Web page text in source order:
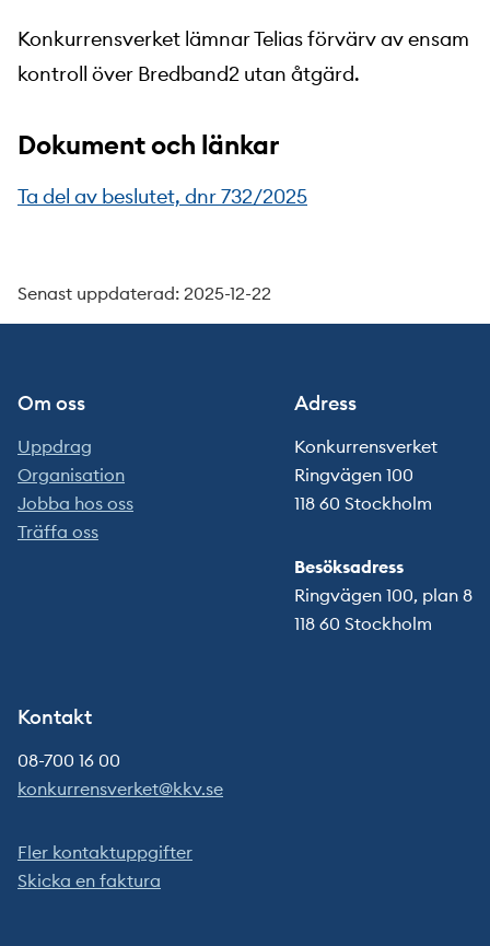
Konkurrensverket lämnar Telias förvärv av ensam
kontroll över Bredband2 utan åtgärd.
Dokument och länkar
Ta del av beslutet, dnr 732/2025
Senast uppdaterad: 2025-12-22
Om oss
Uppdrag
Organisation
Jobba hos oss
Träffa oss
Adress
Konkurrensverket
Ringvägen 100
118 60 Stockholm
Besöksadress
Ringvägen 100, plan 8
118 60 Stockholm
Kontakt
08-700 16 00
konkurrensverket@kkv.se
Fler kontaktuppgifter
Skicka en faktura